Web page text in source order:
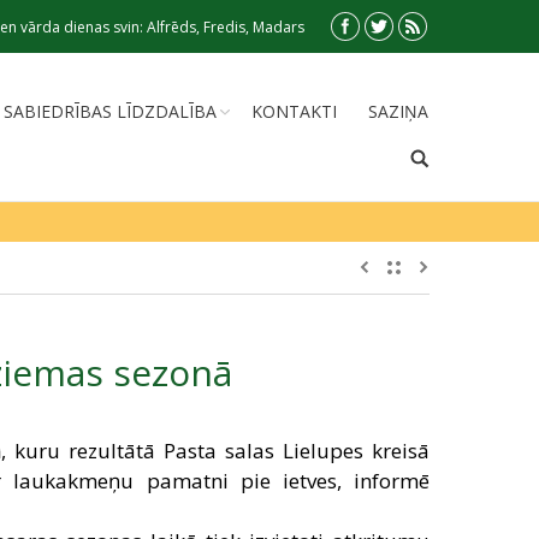
vārda dienas svin: Alfrēds, Fredis, Madars
SABIEDRĪBAS LĪDZDALĪBA KONTAKTI SAZIŅA
sezonā
rezultātā Pasta salas Lielupes kreisā
pamatni pie ietves, informē